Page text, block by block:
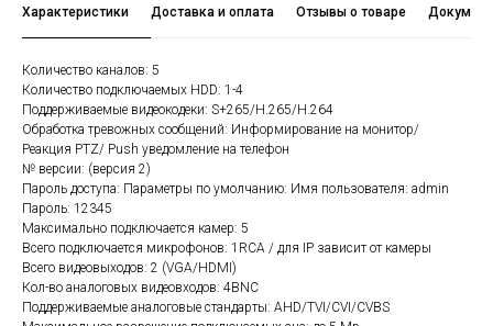
Характеристики Доставка и оплата Отзывы о товаре
Количество каналов: 5
Количество подключаемых HDD: 1-4
Поддерживаемые видеокодеки: S+265/H.265/H.264
Обработка тревожных сообщений: Информирование на монитор/
Реакция PTZ/ Push уведомление на телефон
№ версии: (версия 2)
Пароль доступа: Параметры по умолчанию: Имя пользователя: admin
Пароль: 12345
Максимально подключается камер: 5
Всего подключается микрофонов: 1RCA / для IP зависит от камеры
Всего видеовыходов: 2 (VGA/HDMI)
Кол-во аналоговых видеовходов: 4BNC
Поддерживаемые аналоговые стандарты: AHD/TVI/CVI/CVBS